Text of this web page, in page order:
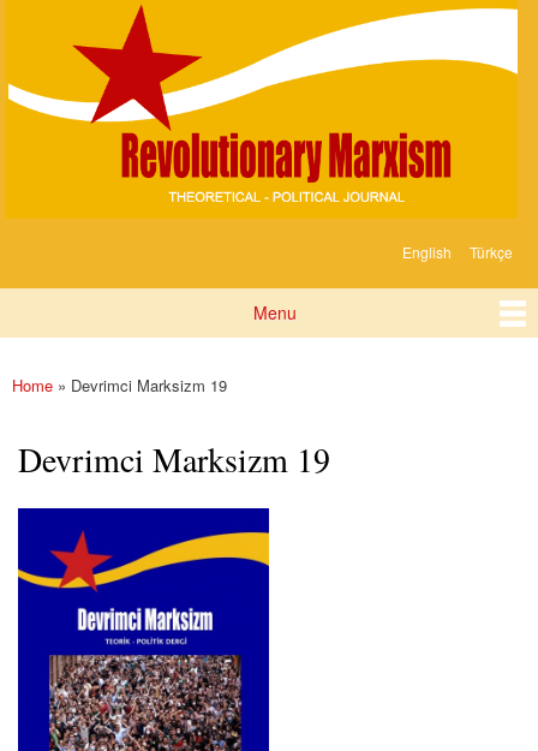
content
Marksizm
English Türkçe
Menu
You are here
Home » Devrimci Marksizm 19
Devrimci Marksizm 19